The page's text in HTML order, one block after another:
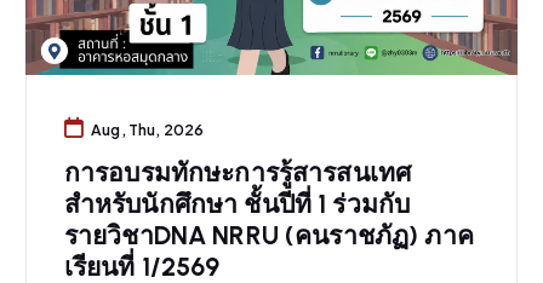
Aug, Thu, 2026
การอบรมทักษะการรู้สารสนเทศ
สำหรับนักศึกษา ชั้นปีที่ 1 ร่วมกับ
รายวิชาDNA NRRU (คนราชภัฏ) ภาค
เรียนที่ 1/2569